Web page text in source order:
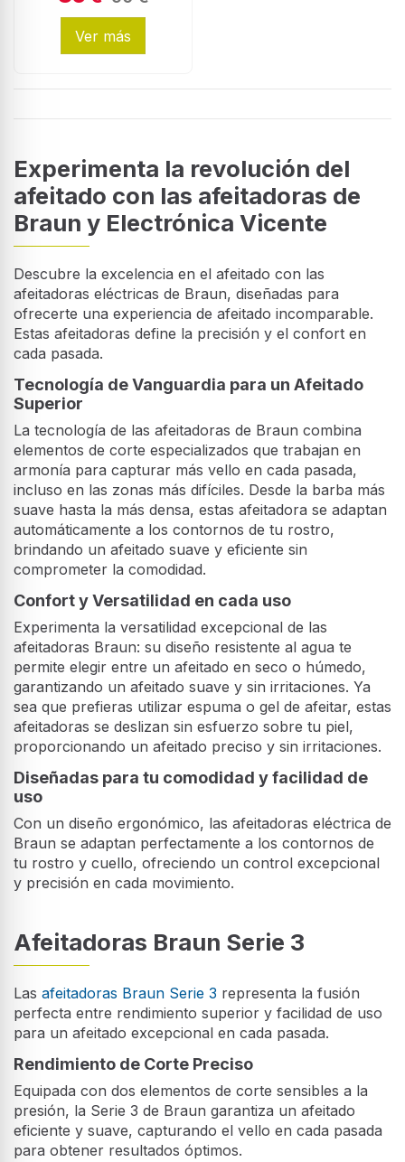
Ver más
Experimenta la revolución del
afeitado con las afeitadoras de
Braun y Electrónica Vicente
Descubre la excelencia en el afeitado con las
afeitadoras eléctricas de Braun, diseñadas para
ofrecerte una experiencia de afeitado incomparable.
Estas afeitadoras define la precisión y el confort en
cada pasada.
Tecnología de Vanguardia para un Afeitado
Superior
La tecnología de las afeitadoras de Braun combina
elementos de corte especializados que trabajan en
armonía para capturar más vello en cada pasada,
incluso en las zonas más difíciles. Desde la barba más
suave hasta la más densa, estas afeitadora se adaptan
automáticamente a los contornos de tu rostro,
brindando un afeitado suave y eficiente sin
comprometer la comodidad.
Confort y Versatilidad en cada uso
Experimenta la versatilidad excepcional de las
afeitadoras Braun: su diseño resistente al agua te
permite elegir entre un afeitado en seco o húmedo,
garantizando un afeitado suave y sin irritaciones. Ya
sea que prefieras utilizar espuma o gel de afeitar, estas
afeitadoras se deslizan sin esfuerzo sobre tu piel,
proporcionando un afeitado preciso y sin irritaciones.
Diseñadas para tu comodidad y facilidad de
uso
Con un diseño ergonómico, las afeitadoras eléctrica de
Braun se adaptan perfectamente a los contornos de
tu rostro y cuello, ofreciendo un control excepcional
y precisión en cada movimiento.
Afeitadoras Braun Serie 3
Las afeitadoras Braun Serie 3 representa la fusión
perfecta entre rendimiento superior y facilidad de uso
para un afeitado excepcional en cada pasada.
Rendimiento de Corte Preciso
Equipada con dos elementos de corte sensibles a la
presión, la Serie 3 de Braun garantiza un afeitado
eficiente y suave, capturando el vello en cada pasada
para obtener resultados óptimos.